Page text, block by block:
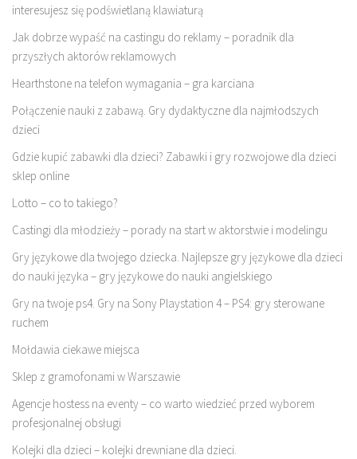
interesujesz się podświetlaną klawiaturą
Jak dobrze wypaść na castingu do reklamy – poradnik dla
przyszłych aktorów reklamowych
Hearthstone na telefon wymagania – gra karciana
Połączenie nauki z zabawą. Gry dydaktyczne dla najmłodszych
dzieci
Gdzie kupić zabawki dla dzieci? Zabawki i gry rozwojowe dla dzieci
sklep online
Lotto – co to takiego?
Castingi dla młodzieży – porady na start w aktorstwie i modelingu
Gry językowe dla twojego dziecka. Najlepsze gry językowe dla dzieci
do nauki języka – gry językowe do nauki angielskiego
Gry na twoje ps4. Gry na Sony Playstation 4 – PS4: gry sterowane
ruchem
Mołdawia ciekawe miejsca
Sklep z gramofonami w Warszawie
Agencje hostess na eventy – co warto wiedzieć przed wyborem
profesjonalnej obsługi
Kolejki dla dzieci – kolejki drewniane dla dzieci.